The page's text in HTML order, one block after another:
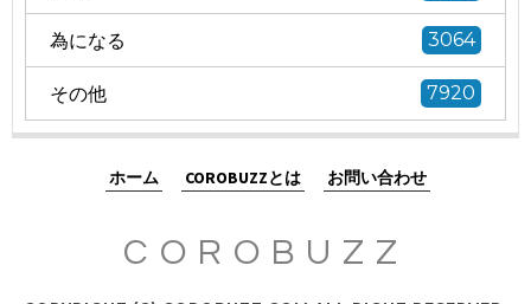
為になる 3064
その他 7920
ホーム COROBUZZとは お問い合わせ
COROBUZZ